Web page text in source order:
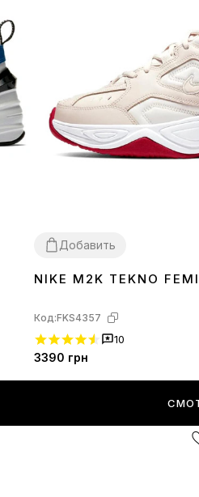
Добавить
3637
NIKE M2K TEKNO
Код:FKS4357
10
3390 грн